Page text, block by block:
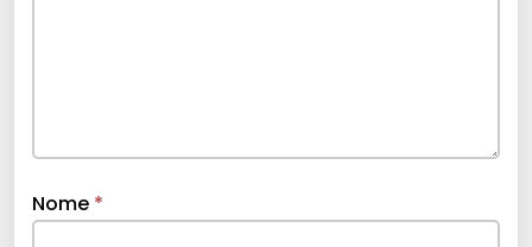
Nome *